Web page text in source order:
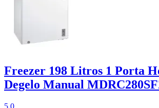
Freezer 198 Litros 1 Porta
Degelo Manual
5.0